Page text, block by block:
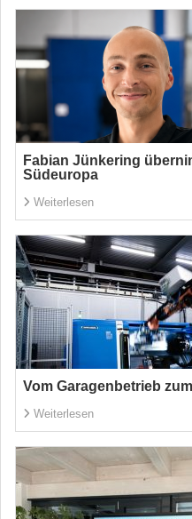
Fabian Jünkering
Südeuropa
Weiterlesen
Vom Garagenbetrieb
Weiterlesen